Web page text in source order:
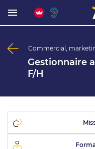
Commercial,
Gestionnaire
F/H